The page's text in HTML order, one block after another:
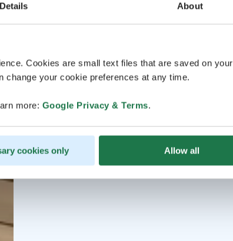
Details About
Cookies are small text files that are saved on your
change your cookie preferences at any time.
more: Google Privacy & Terms.
cookies only Allow all